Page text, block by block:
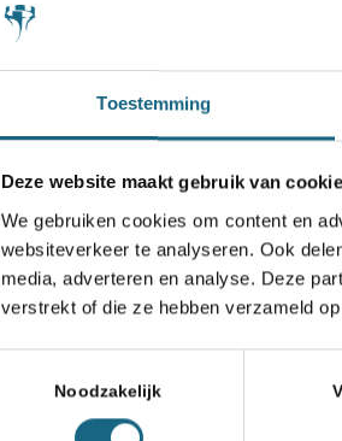
Toestemming
Deze website maakt gebruik van
We gebruiken cookies om content en
websiteverkeer te analyseren. Ook
media, adverteren en analyse. Deze
verstrekt of die ze hebben verzameld
Noodzakelijk